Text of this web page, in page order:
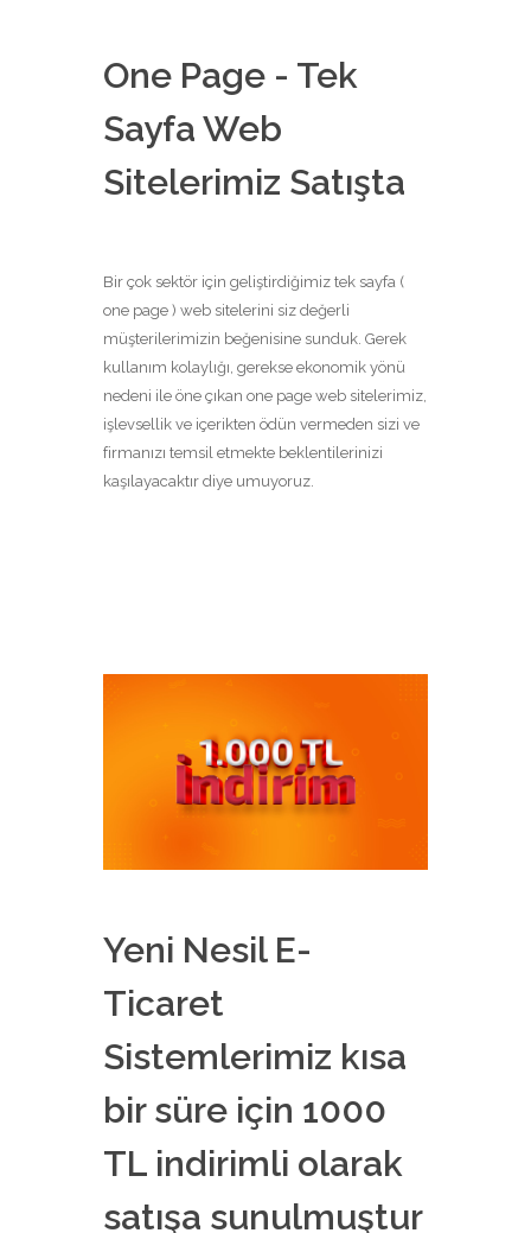
One Page - Tek
Sayfa Web
Sitelerimiz Satışta
Bir çok sektör için geliştirdiğimiz tek sayfa (
one page ) web sitelerini siz değerli
müşterilerimizin beğenisine sunduk. Gerek
kullanım kolaylığı, gerekse ekonomik yönü
nedeni ile öne çıkan one page web sitelerimiz,
işlevsellik ve içerikten ödün vermeden sizi ve
firmanızı temsil etmekte beklentilerinizi
kaşılayacaktır diye umuyoruz.
Yeni Nesil E-
Ticaret
Sistemlerimiz kısa
bir süre için 1000
TL indirimli olarak
satışa sunulmuştur